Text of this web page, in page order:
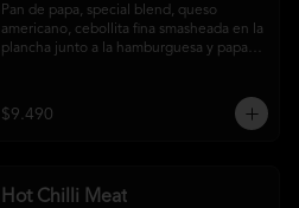
Pan de papa, special blend, queso
americano, cebollita fina smasheada en la
plancha junto a la hamburguesa y papas
$9.490
Hot Chilli Meat